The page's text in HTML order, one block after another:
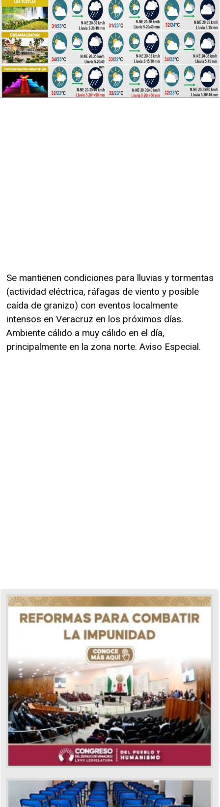
Se mantienen condiciones para lluvias y tormentas
(actividad eléctrica, ráfagas de viento y posible
caída de granizo) con eventos localmente
intensos en Veracruz en los próximos días.
Ambiente cálido a muy cálido en el día,
principalmente en la zona norte. Aviso Especial.